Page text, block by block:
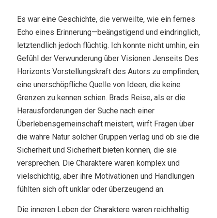
Es war eine Geschichte, die verweilte, wie ein fernes
Echo eines Erinnerung—beängstigend und eindringlich,
letztendlich jedoch flüchtig. Ich konnte nicht umhin, ein
Gefühl der Verwunderung über Visionen Jenseits Des
Horizonts Vorstellungskraft des Autors zu empfinden,
eine unerschöpfliche Quelle von Ideen, die keine
Grenzen zu kennen schien. Brads Reise, als er die
Herausforderungen der Suche nach einer
Überlebensgemeinschaft meistert, wirft Fragen über
die wahre Natur solcher Gruppen verlag und ob sie die
Sicherheit und Sicherheit bieten können, die sie
versprechen. Die Charaktere waren komplex und
vielschichtig, aber ihre Motivationen und Handlungen
fühlten sich oft unklar oder überzeugend an.
Die inneren Leben der Charaktere waren reichhaltig